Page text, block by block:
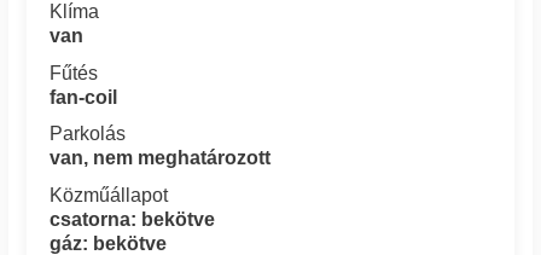
Klíma
van
Fűtés
fan-coil
Parkolás
van, nem meghatározott
Közműállapot
csatorna: bekötve
gáz: bekötve